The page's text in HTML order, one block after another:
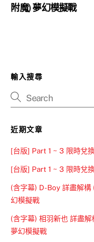
附魔) 夢幻模擬戰
輸入搜尋
近期文章
[台版] Part 1 ~ 3 限時兌
[台版] Part 1 ~ 3 限時兌
(含字幕) D-Boy 詳盡解構
幻模擬戰
(含字幕) 相羽新也 詳盡
夢幻模擬戰